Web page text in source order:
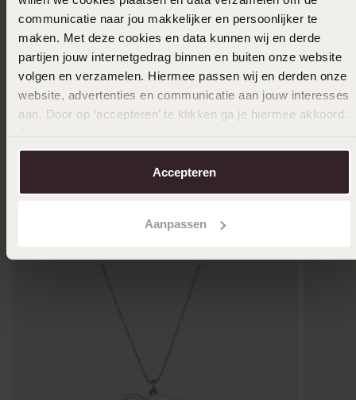
communicatie naar jou makkelijker en persoonlijker te
maken. Met deze cookies en data kunnen wij en derde
partijen jouw internetgedrag binnen en buiten onze website
volgen en verzamelen. Hiermee passen wij en derden onze
website, advertenties en communicatie aan jouw interesses
aan. Door op ‘accepteren’ te klikken ga je hiermee akkoord.
over in onscookiebeleid.
Accepteren
Aanpassen